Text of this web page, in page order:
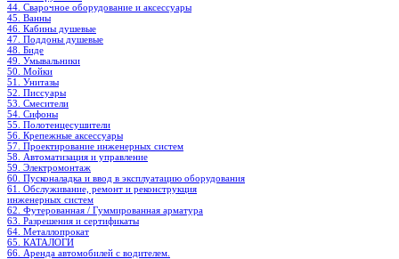
44. Сварочное оборудование и аксессуары
45. Ванны
46. Кабины душевые
47. Поддоны душевые
48. Биде
49. Умывальники
50. Мойки
51. Унитазы
52. Писсуары
53. Смесители
54. Сифоны
55. Полотенцесушители
56. Крепежные аксессуары
57. Проектирование инженерных систем
58. Автоматизация и управление
59. Электромонтаж
60. Пусконаладка и ввод в эксплуатацию оборудования
61. Обслуживание, ремонт и реконструкция
инженерных систем
62. Футерованная / Гуммированная арматура
63. Разрешения и сертификаты
64. Металлопрокат
65. КАТАЛОГИ
66. Аренда автомобилей с водителем.